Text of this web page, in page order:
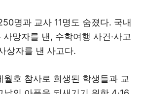
명과 교사 11명도 숨졌다. 국내
망자를 낸, 수학여행 사건·사고
상자를 낸 사고다.
월호 참사로 희생된 학생들과 교